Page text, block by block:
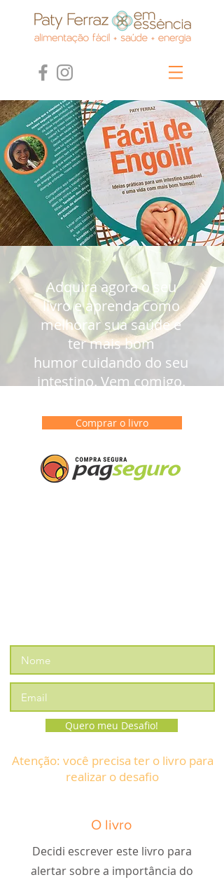
Adquira agora o seu
livro e aprenda como
melhorar sua saúde e
ter mais bom
humor cuidando do seu
intestino. Vem comigo.
Comprar o livro
Quero meu Desafio!
Atenção: você precisa ter o livro para
realizar o desafio
O livro
Decidi escrever este livro para
alertar sobre a importância do